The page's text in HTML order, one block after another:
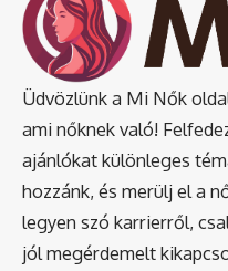
Üdvözlünk a Mi Nők
ami nőknek való!
ajánlókat különleges
hozzánk, és merülj el a
legyen szó karrierről,
jól megérdemelt